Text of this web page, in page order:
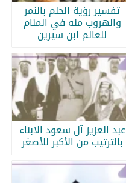
تفسير رؤية الحلم بالنمر
والهروب منه في المنام
للعالم ابن سيرين
عبد العزيز آل سعود الابناء
بالترتيب من الأكبر للأصغر